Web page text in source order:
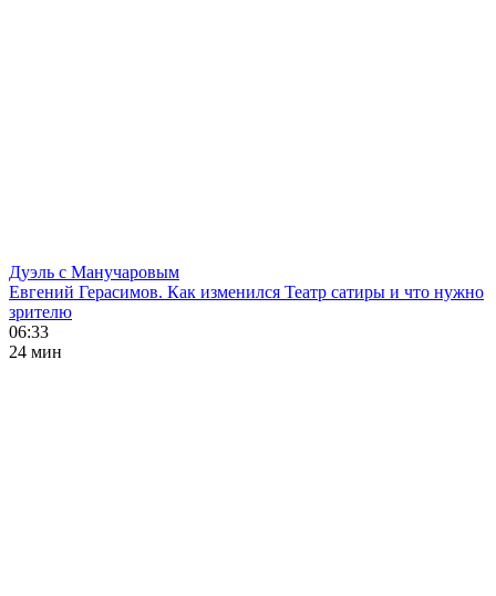
Дуэль с Манучаровым
Евгений Герасимов. Как изменился Театр сатиры и что нужно
зрителю
06:33
24 мин